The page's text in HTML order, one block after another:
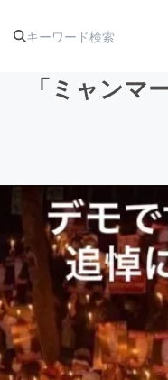
アート・写真
テクノロジー・ガジェ
映像・映画
ビジネス・起業
「ミャン